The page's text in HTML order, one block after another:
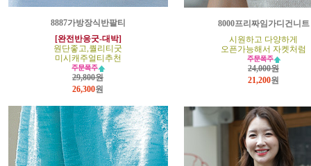
8887가방장식반팔티
[완전반응굿-대박]
원단좋고,퀄리티굿
미시캐주얼티추천
29,800원
26,300원
8000프리짜임가디건니트
시원하고 다양하게
오픈가능해서 자켓처럼
24,000원
21,200원